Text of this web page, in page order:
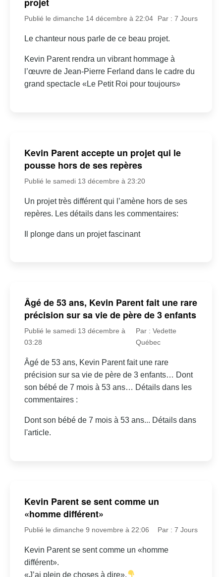
Publié le dimanche 14 décembre à 22:04 Par : 7 Jours
Le chanteur nous parle de ce beau projet.
Kevin Parent rendra un vibrant hommage à
l’œuvre de Jean-Pierre Ferland dans le cadre du
grand spectacle «Le Petit Roi pour toujours»
Kevin Parent accepte un projet qui le
pousse hors de ses repères
Publié le samedi 13 décembre à 23:20
Un projet très différent qui l’amène hors de ses
repères. Les détails dans les commentaires:
Il plonge dans un projet fascinant
Âgé de 53 ans, Kevin Parent fait une rare
précision sur sa vie de père de 3 enfants
Publié le samedi 13 décembre à
03:28
Par : Vedette
Québec
Âgé de 53 ans, Kevin Parent fait une rare
précision sur sa vie de père de 3 enfants… Dont
son bébé de 7 mois à 53 ans… Détails dans les
commentaires :
Dont son bébé de 7 mois à 53 ans... Détails dans
l'article.
Kevin Parent se sent comme un
«homme différent»
Publié le dimanche 9 novembre à 22:06 Par : 7 Jours
Kevin Parent se sent comme un «homme
différent».
«J’ai plein de choses à dire».